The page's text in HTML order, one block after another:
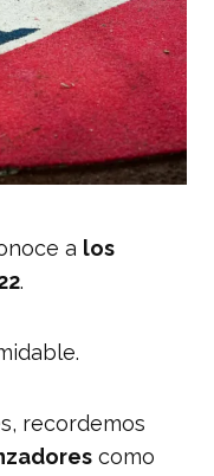
a los
.
recordemos
como